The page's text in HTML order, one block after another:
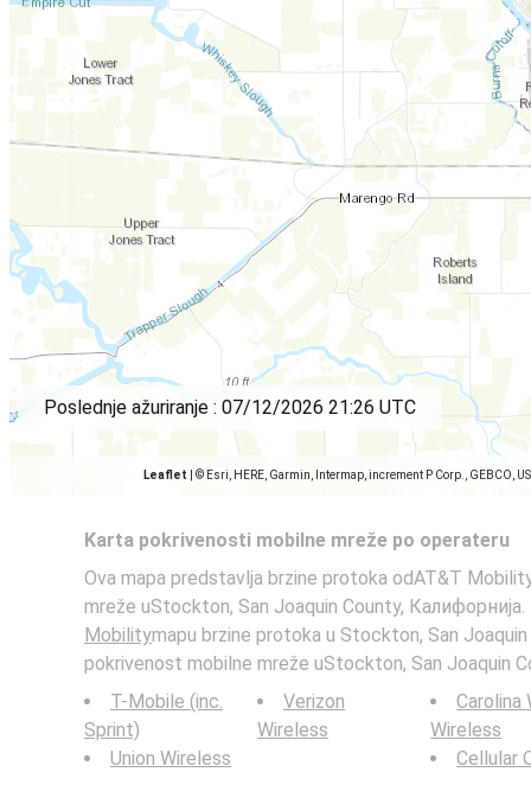
Leaflet © Esri, HERE, Garmin, Intermap, increment P Corp., GEBCO,
Poslednje ažuriranje : 07/12/2026 21:26 UTC
Karta pokrivenosti mobilne mreže po operateru
Ova mapa predstavlja brzine protoka odAT&T
mreže uStockton, San Joaquin County,
Mobilitymapu brzine protoka u Stockton, San
pokrivenost mobilne mreže uStockton, San Joaquin
T-Mobile (inc.
Sprint)
Union Wireless
Verizon
Wireless
Carolina
Wireless
Cellular